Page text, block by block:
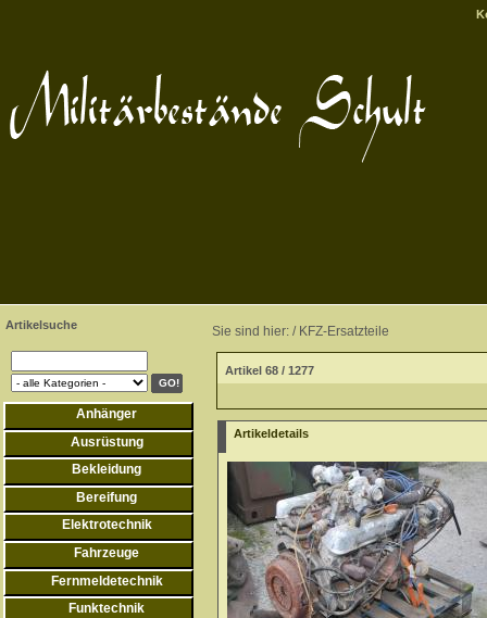
Artikelsuche
Anhänger
Ausrüstung
Bekleidung
Bereifung
Elektrotechnik
Fahrzeuge
Fernmeldetechnik
Funktechnik
Sie sind hier: / KFZ-Ersatzteile
Artikel 68 / 1277
Artikeldetails